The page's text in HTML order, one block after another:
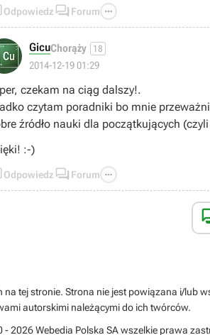
Odpowiedz  Forum 
GicuChorąży 18
2014-12-19 01:29
czekam na ciąg dalszy!.
czytam poradniki bo mnie
źródło nauki dla początkujących
:-)
Odpowiedz  Forum 
tej stronie. Strona nie jest powiązana i/lub
autorskimi należącymi do ich twórców.
2026 Webedia Polska SA wszelkie prawa